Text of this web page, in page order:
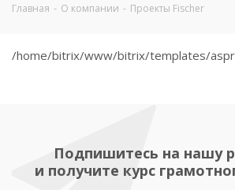
Главная - О компании - Проекты Fischer
/home/bitrix/www/bitrix/templates/
Подпишитесь на нашу
и получите курс